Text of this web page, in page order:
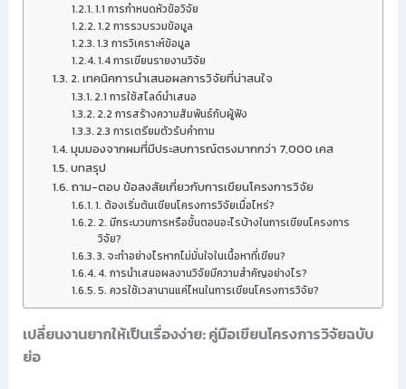
1.1 การกำหนดหัวข้อวิจัย
1.2 การรวบรวมข้อมูล
1.3 การวิเคราะห์ข้อมูล
1.4 การเขียนรายงานวิจัย
2. เทคนิคการนำเสนอผลการวิจัยที่น่าสนใจ
2.1 การใช้สไลด์นำเสนอ
2.2 การสร้างความสัมพันธ์กับผู้ฟัง
2.3 การเตรียมตัวรับคำถาม
มุมมองจากผมที่มีประสบการณ์ตรงมากกว่า 7,000 เคส
บทสรุป
ถาม-ตอบ ข้อสงสัยเกี่ยวกับการเขียนโครงการวิจัย
1. ต้องเริ่มต้นเขียนโครงการวิจัยเมื่อไหร่?
2. มีกระบวนการหรือขั้นตอนอะไรบ้างในการเขียนโครงการ
วิจัย?
3. จะทำอย่างไรหากไม่มั่นใจในเนื้อหาที่เขียน?
4. การนำเสนอผลงานวิจัยมีความสำคัญอย่างไร?
5. ควรใช้เวลานานแค่ไหนในการเขียนโครงการวิจัย?
เปลี่ยนงานยากให้เป็นเรื่องง่าย: คู่มือเขียนโครงการวิจัยฉบับ
ย่อ